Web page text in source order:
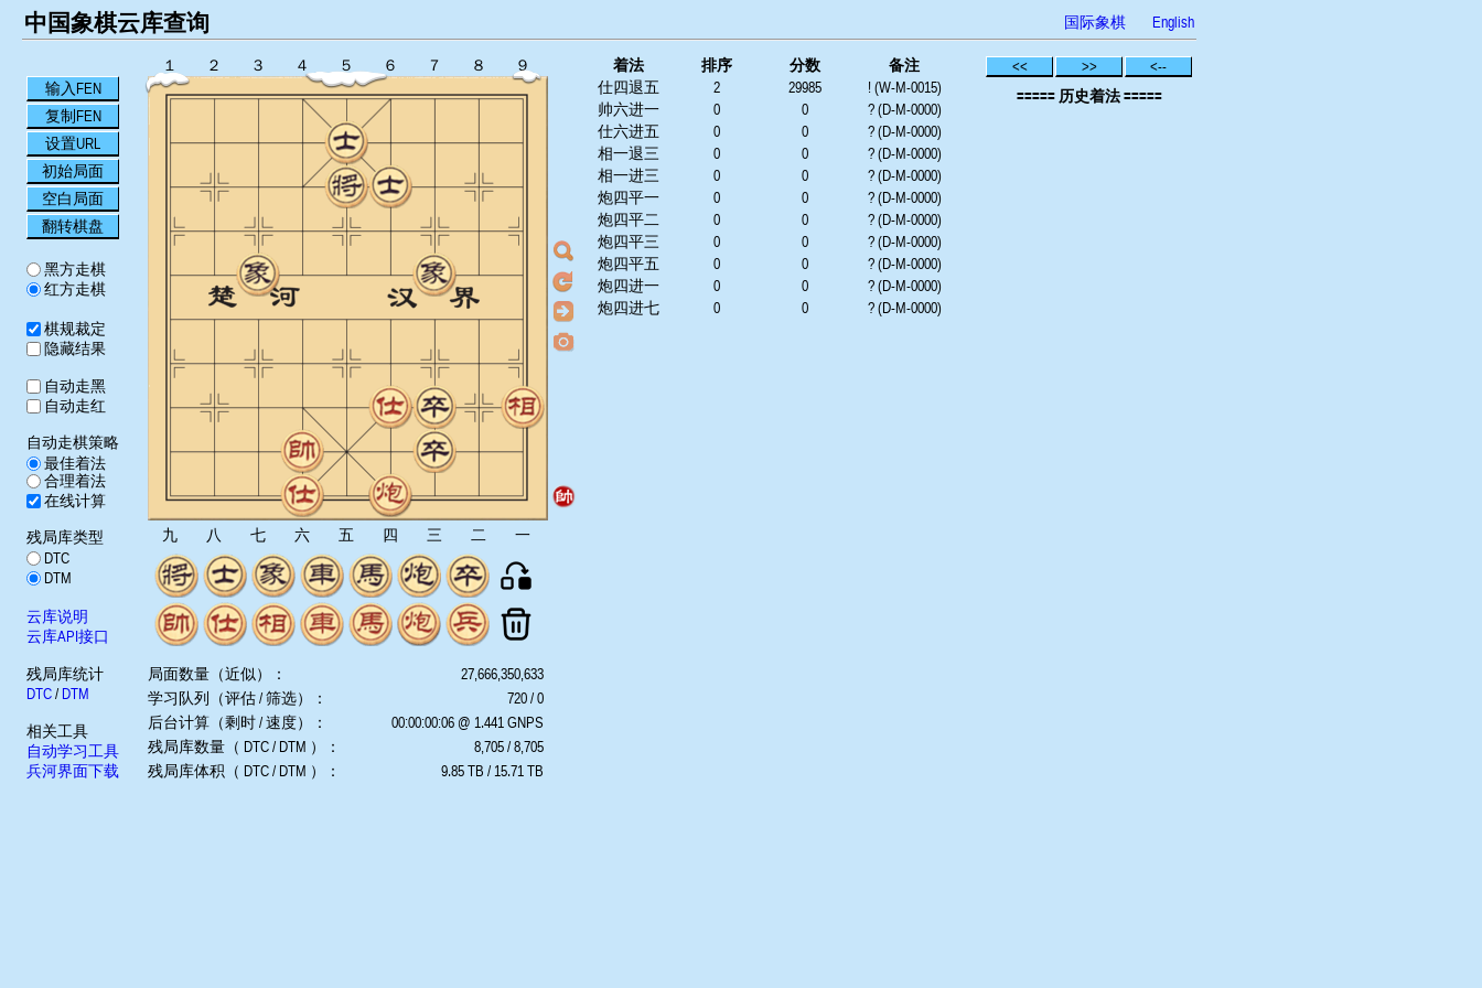
中国象棋云库查询 国际象棋 English
输入FEN
复制FEN
设置URL
初始局面
空白局面
翻转棋盘
黑方走棋
红方走棋
棋规裁定
隐藏结果
自动走黑
自动走红
自动走棋策略
最佳着法
合理着法
在线计算
残局库类型
DTC
DTM
云库说明
云库API接口
残局库统计
DTC/ DTM
相关工具
自动学习工具
兵河界面下载
１ ２ ３ ４ ５ ６ ７ ８ ９
九 八 七 六 五 四 三 二 一
局面数量（近似）：
27,666,350,633
学习队列（评估 / 筛选）：
720 / 0
后台计算（剩时 / 速度）：
00:00:00:06 @ 1.441 GNPS
残局库数量（ DTC / DTM ）：
8,705 / 8,705
残局库体积（ DTC / DTM ）：
9.85 TB / 15.71 TB
着法 排序 分数
备注
仕四退五
2 29985
! (W-M-0015)
帅六进一
0 0
? (D-M-0000)
仕六进五
0 0
? (D-M-0000)
相一退三
0 0
? (D-M-0000)
相一进三
0 0
? (D-M-0000)
炮四平一
0 0
? (D-M-0000)
炮四平二
0 0
? (D-M-0000)
炮四平三
0 0
? (D-M-0000)
炮四平五
0 0
? (D-M-0000)
炮四进一
0 0
? (D-M-0000)
炮四进七
0 0 ? (D-M-0000)
<< >>
<--
===== 历史着法 =====